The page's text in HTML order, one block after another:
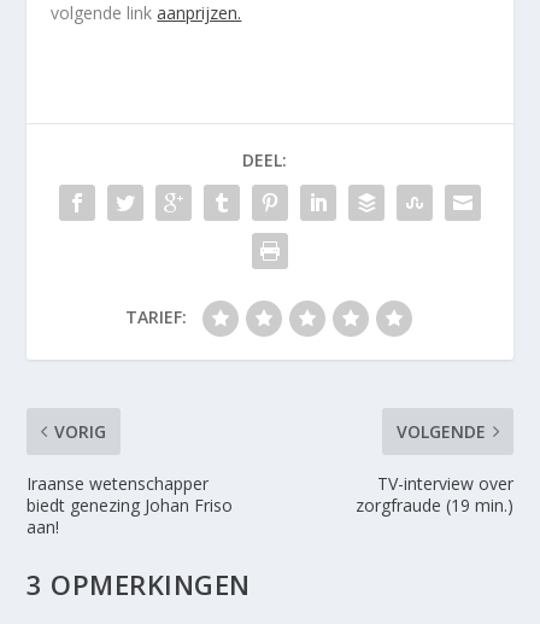
volgende linkaanprijzen.
DEEL:
TARIEF:
VORIG
Iraanse wetenschapper
biedt genezing Johan Friso
aan!
VOLGENDE
TV-interview over
zorgfraude (19 min.)
3 OPMERKINGEN